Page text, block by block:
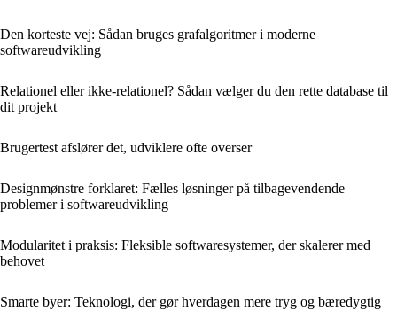
Den korteste vej: Sådan bruges grafalgoritmer i moderne
softwareudvikling
Relationel eller ikke-relationel? Sådan vælger du den rette database til
dit projekt
Brugertest afslører det, udviklere ofte overser
Designmønstre forklaret: Fælles løsninger på tilbagevendende
problemer i softwareudvikling
Modularitet i praksis: Fleksible softwaresystemer, der skalerer med
behovet
Smarte byer: Teknologi, der gør hverdagen mere tryg og bæredygtig